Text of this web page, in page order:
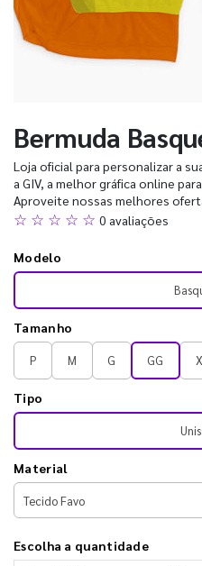
Bermuda
Loja oficial para personalizar a
a GIV, a melhor gráfica online
Aproveite nossas melhores
☆ ☆ ☆ ☆ ☆ 0 avaliações
Modelo
Tamanho
P M G GG
Tipo
Material
Escolha a quantidade